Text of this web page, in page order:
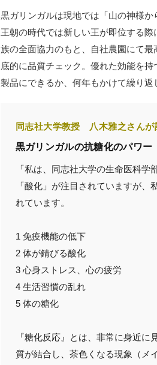
黒ガリンガルは現地では「山の神様
王朝の時代では新しい王が即位する
族の全面協力のもと、自社農園にて
底的に品質チェック。優れた効能を
製品にできるか、何年もかけて繰り返
同志社大学教授 八木雅之さんが
黒ガリンガルの抗糖化のパワー
「私は、同志社大学の生命医科
「酸化」が注目されていますが
れています。
1 免疫機能の低下
2 体が錆びる酸化
3 心身ストレス、心の疲労
4 生活習慣の乱れ
5 体の糖化
『糖化反応』とは、非常に身近
質が結合し、茶色くなる現象（メ